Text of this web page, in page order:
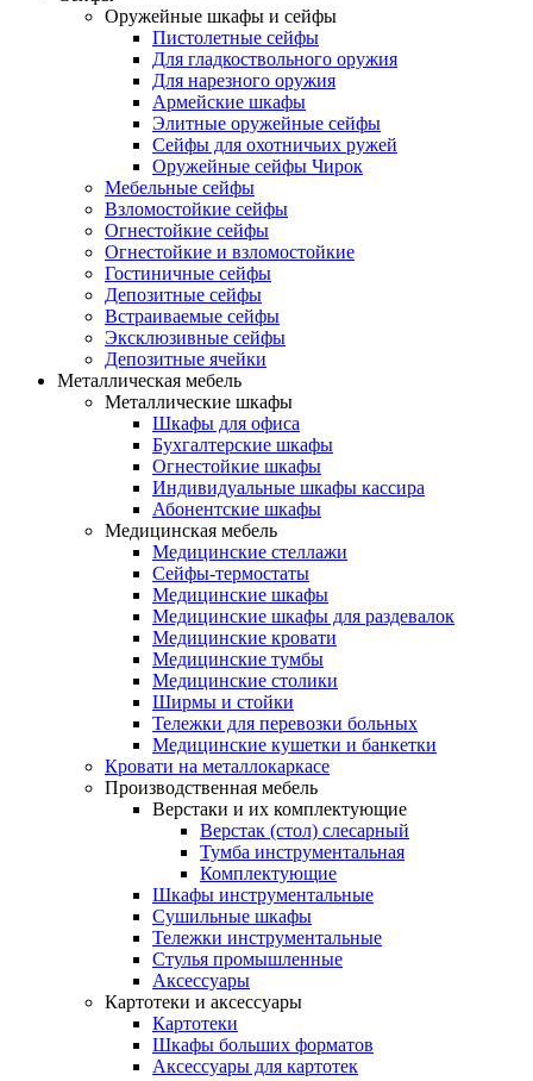
Оружейные шкафы и сейфы
Пистолетные сейфы
Для гладкоствольного оружия
Для нарезного оружия
Армейские шкафы
Элитные оружейные сейфы
Сейфы для охотничьих ружей
Оружейные сейфы Чирок
Мебельные сейфы
Взломостойкие сейфы
Огнестойкие сейфы
Огнестойкие и взломостойкие
Гостиничные сейфы
Депозитные сейфы
Встраиваемые сейфы
Эксклюзивные сейфы
Депозитные ячейки
Металлическая мебель
Металлические шкафы
Шкафы для офиса
Бухгалтерские шкафы
Огнестойкие шкафы
Индивидуальные шкафы кассира
Абонентские шкафы
Медицинская мебель
Медицинские стеллажи
Сейфы-термостаты
Медицинские шкафы
Медицинские шкафы для раздевалок
Медицинские кровати
Медицинские тумбы
Медицинские столики
Ширмы и стойки
Тележки для перевозки больных
Медицинские кушетки и банкетки
Кровати на металлокаркасе
Производственная мебель
Верстаки и их комплектующие
Верстак (стол) слесарный
Тумба инструментальная
Комплектующие
Шкафы инструментальные
Сушильные шкафы
Тележки инструментальные
Стулья промышленные
Аксессуары
Картотеки и аксессуары
Картотеки
Шкафы больших форматов
Аксессуары для картотек